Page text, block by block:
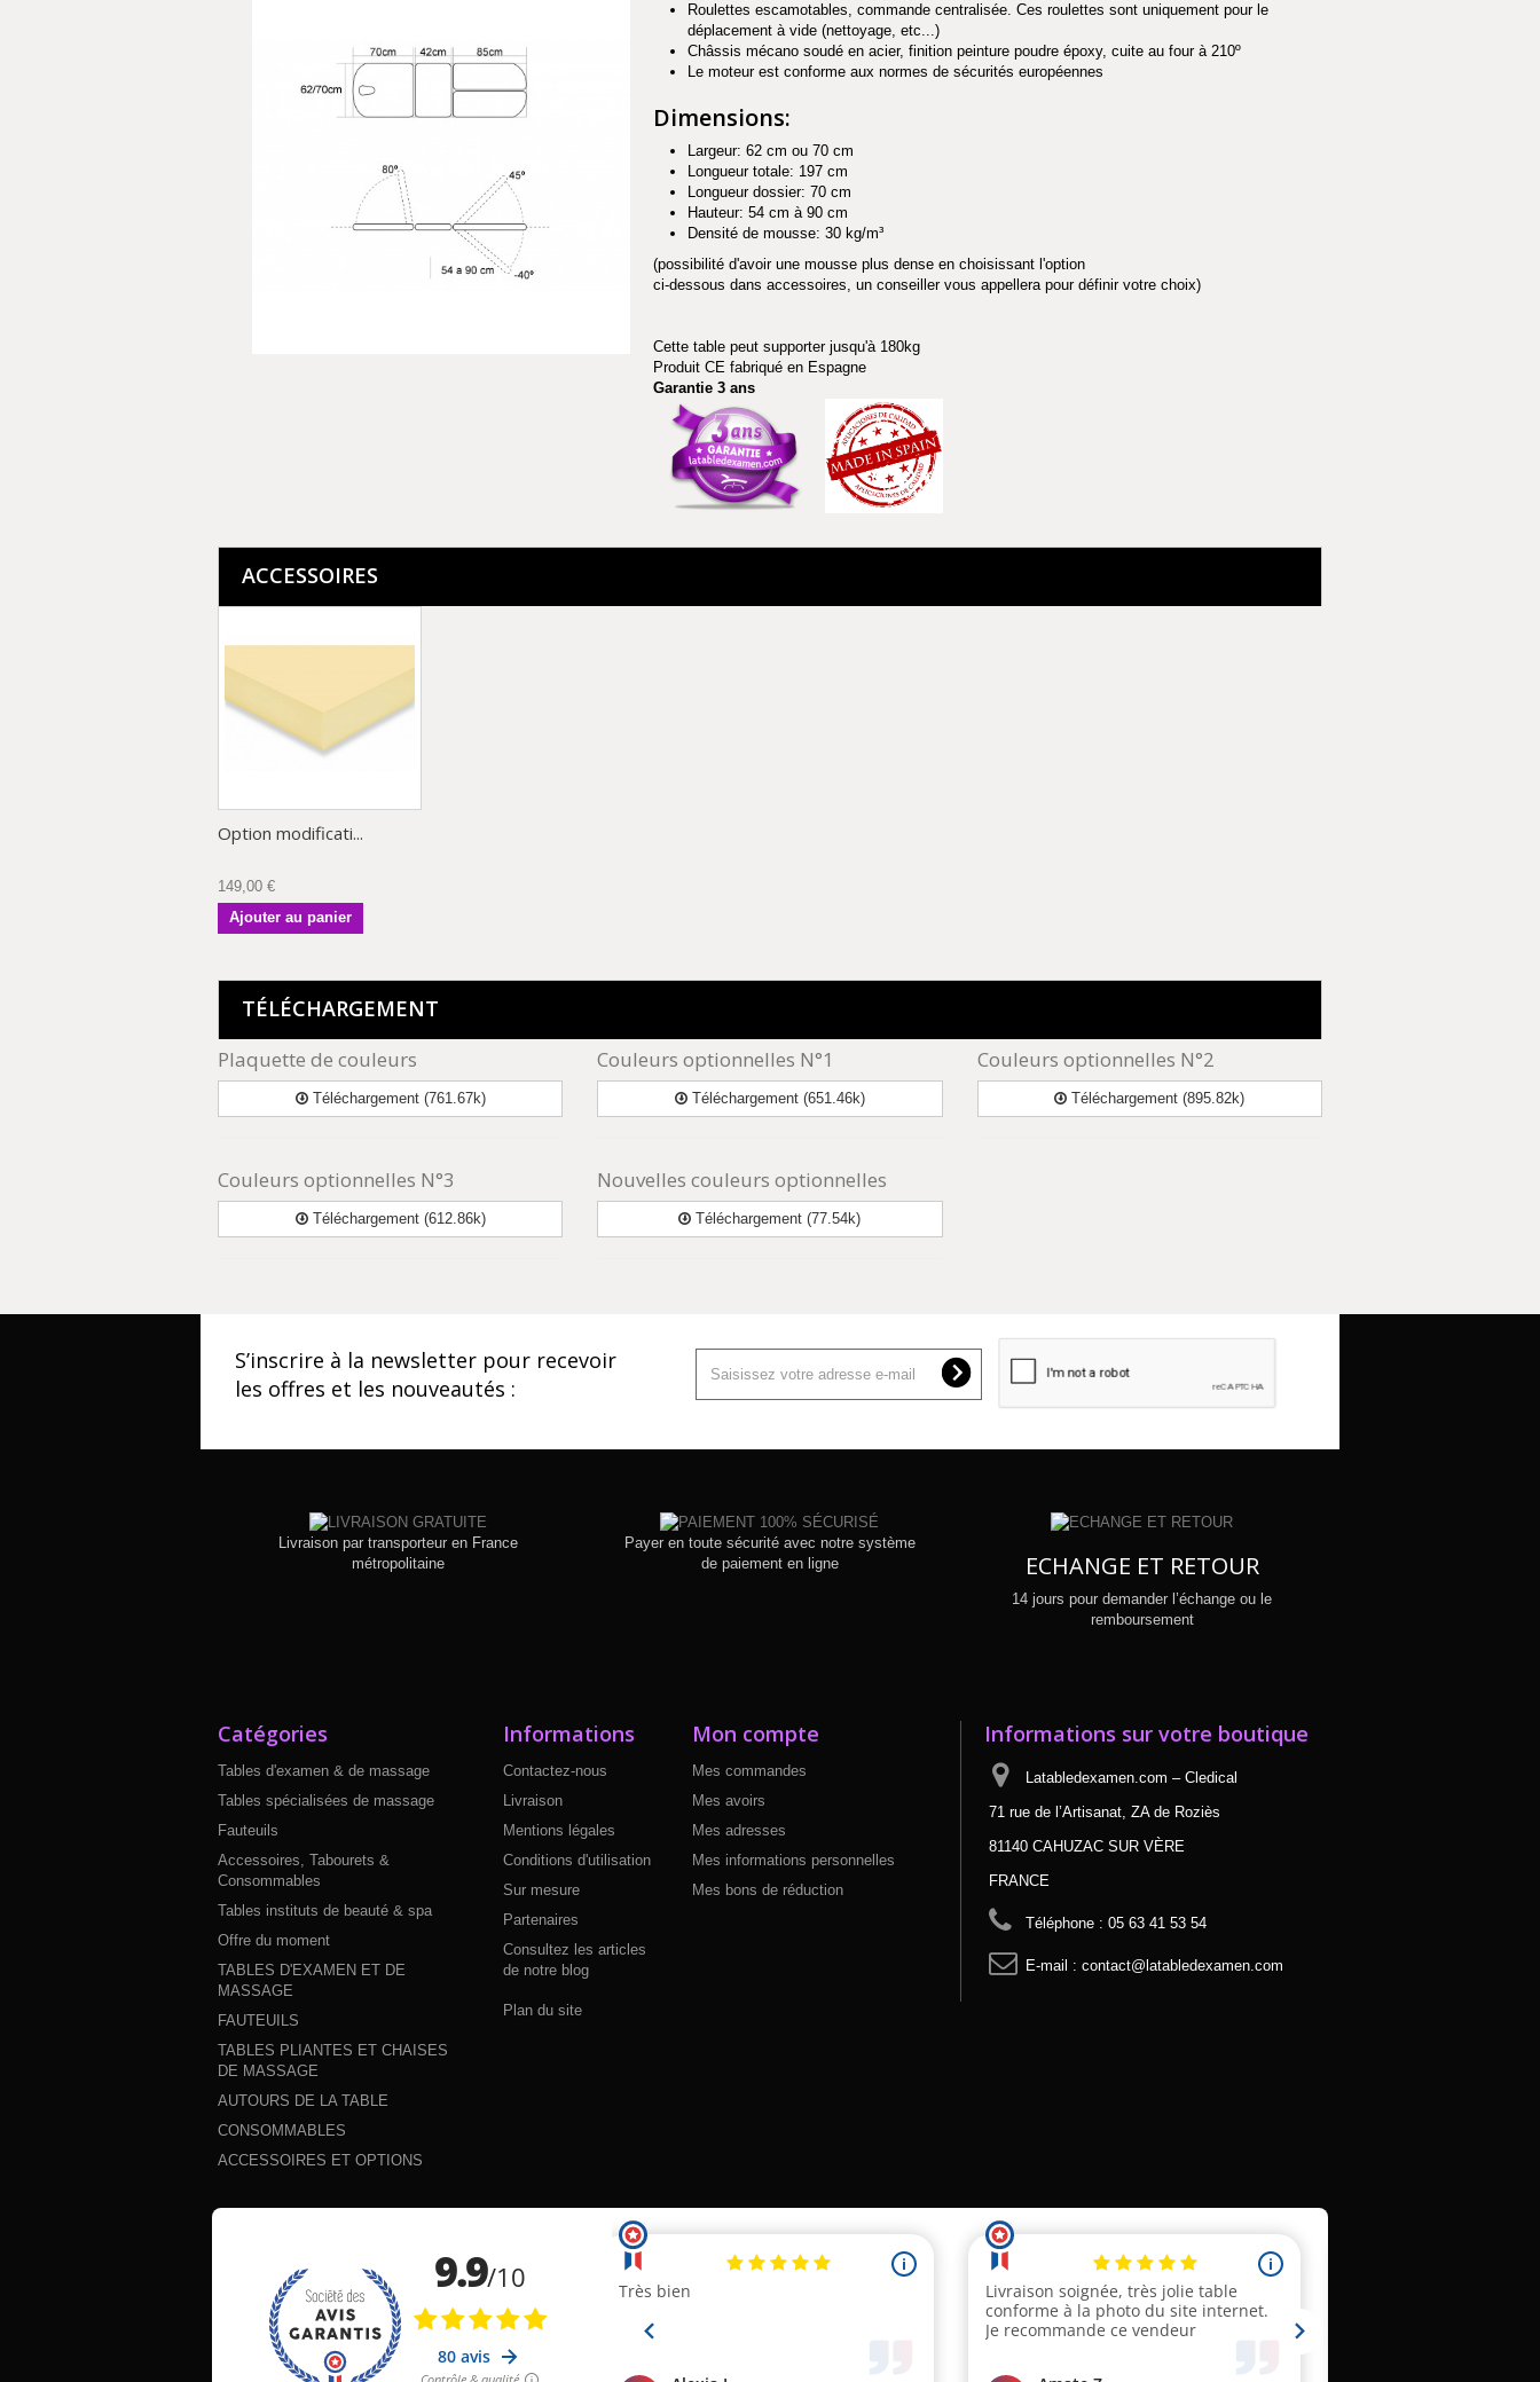
Roulettes escamotables, commande centralisée. Ces roulettes sont uniquement pour le
déplacement à vide (nettoyage, etc...)
Châssis mécano soudé en acier, finition peinture poudre époxy, cuite au four à 210º
Le moteur est conforme aux normes de sécurités européennes
Dimensions:
Largeur: 62 cm ou 70 cm
Longueur totale: 197 cm
Longueur dossier: 70 cm
Hauteur: 54 cm à 90 cm
Densité de mousse: 30 kg/m³
(possibilité d'avoir une mousse plus dense en choisissant l'option
ci-dessous dans accessoires, un conseiller vous appellera pour définir votre choix)
Cette table peut supporter jusqu'à 180kg
Produit CE fabriqué en Espagne
Garantie 3 ans
ACCESSOIRES
Option modificati...
149,00 €
Ajouter au panier
TÉLÉCHARGEMENT
Plaquette de couleurs
Téléchargement (761.67k)
Couleurs optionnelles N°1
Téléchargement (651.46k)
Couleurs optionnelles N°2
Téléchargement (895.82k)
Couleurs optionnelles N°3
Téléchargement (612.86k)
Nouvelles couleurs optionnelles
Téléchargement (77.54k)
S’inscrire à la newsletter pour recevoir
les offres et les nouveautés :
Livraison par transporteur en France
métropolitaine
Payer en toute sécurité avec notre système
de paiement en ligne
ECHANGE ET RETOUR
14 jours pour demander l’échange ou le
remboursement
Catégories
Tables d'examen & de massage
Tables spécialisées de massage
Fauteuils
Accessoires, Tabourets &
Consommables
Tables instituts de beauté & spa
Offre du moment
TABLES D'EXAMEN ET DE
MASSAGE
FAUTEUILS
TABLES PLIANTES ET CHAISES
DE MASSAGE
AUTOURS DE LA TABLE
CONSOMMABLES
ACCESSOIRES ET OPTIONS
Informations
Contactez-nous
Livraison
Mentions légales
Conditions d'utilisation
Sur mesure
Partenaires
Consultez les articles
de notre blog
Plan du site
Mon compte
Mes commandes
Mes avoirs
Mes adresses
Mes informations personnelles
Mes bons de réduction
Informations sur votre boutique
Latabledexamen.com – Cledical
71 rue de l’Artisanat, ZA de Roziès
81140 CAHUZAC SUR VÈRE
FRANCE
Téléphone : 05 63 41 53 54
E-mail : contact@latabledexamen.com